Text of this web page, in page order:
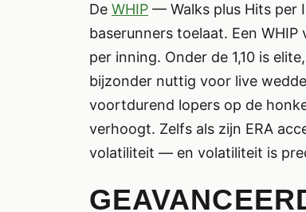
De WHIP — Walks plus Hits per
baserunners toelaat. Een
per inning. Onder de 1,10 is
bijzonder nuttig voor live
voortdurend lopers op de
verhoogt. Zelfs als zijn ERA
volatiliteit — en volatiliteit is